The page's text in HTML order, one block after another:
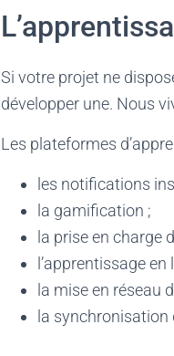
Si votre projet ne
développer une. Nous
Les plateformes
les notifications
la gamification ;
la prise en charge
l’apprentissage en
la mise en réseau
la synchronisation